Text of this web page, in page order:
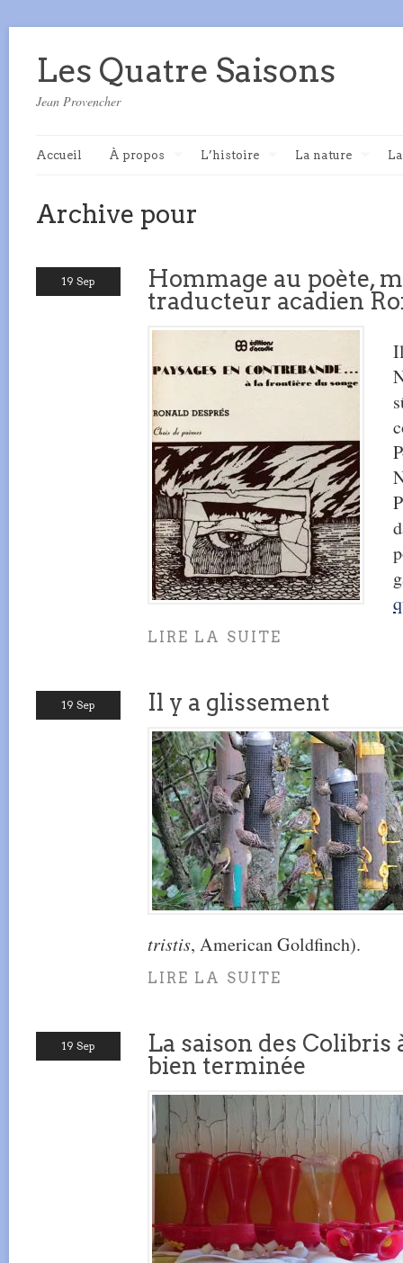
Les Quatre Saisons
Jean Provencher
Accueil À propos L’histoire La nature
Archive pour
19 Sep
Hommage au poète,
traducteur acadien
LIRE LA SUITE
19 Sep Il y a glissement
tristis, American Goldfinch).
LIRE LA SUITE
19 Sep
La saison des Colibris
bien terminée